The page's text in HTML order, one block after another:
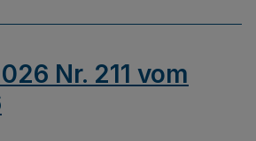
Nr. 211 vom